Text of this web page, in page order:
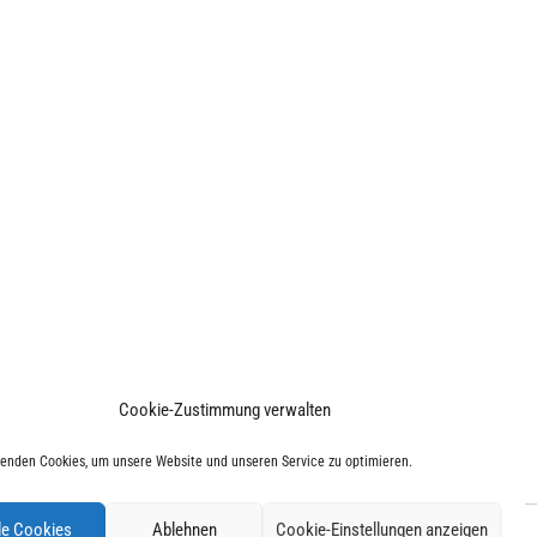
Cookie-Zustimmung verwalten
Cookies, um unsere Website und unseren Service zu optimieren.
Cookies Ablehnen Cookie-Einstellungen anzeigen